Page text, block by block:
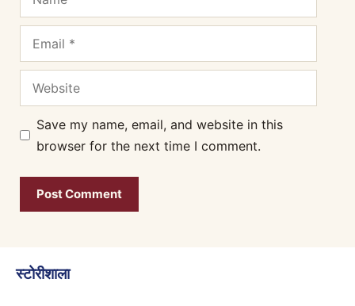
Save my name, email, and website in this
browser for the next time I comment.
स्टोरीशाला